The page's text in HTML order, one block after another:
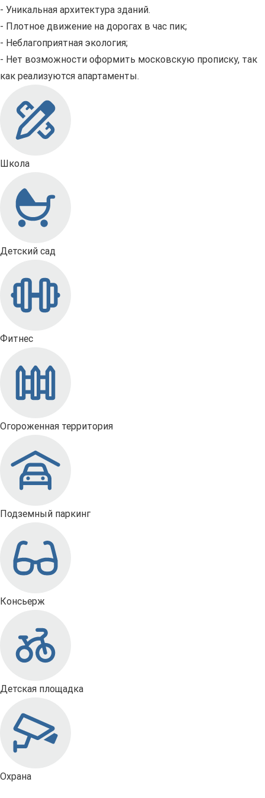
- Уникальная архитектура зданий.
- Плотное движение на дорогах в час пик;
- Неблагоприятная экология;
- Нет возможности оформить московскую прописку, так
как реализуются апартаменты.
Школа
Детский сад
Фитнес
Огороженная территория
Подземный паркинг
Консьерж
Детская площадка
Охрана